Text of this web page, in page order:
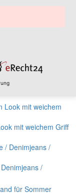
leg 778/95 in InCH
coolen Wrinkle-
Umstandshose
mit weichem Griff
/